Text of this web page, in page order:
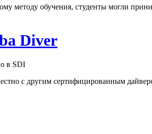
методу обучения, студенты могли
Diver
в SDI
с другим сертифицированным